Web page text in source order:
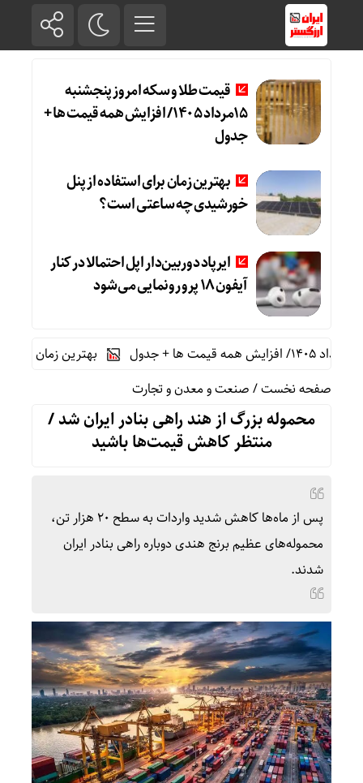
قیمت طلا و سکه امروز پنجشنبه
15مرداد 1405/ افزایش همه قیمت ها +
جدول
بهترین زمان برای استفاده از پنل
خورشیدی چه ساعتی است؟
ایرپاد دوربین‌دار اپل احتمالا در کنار
آیفون ۱۸ پرو رونمایی می‌شود
بهترین زمان برای
صفحه نخست/صنعت و معدن و تجارت
محموله بزرگ از هند راهی بنادر ایران شد /
منتظر کاهش قیمت‌ها باشید
پس از ماه‌ها کاهش شدید واردات به سطح ۲۰ هزار تن،
محموله‌های عظیم برنج هندی دوباره راهی بنادر ایران
شدند.